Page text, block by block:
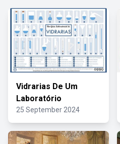
Vidrarias De Um
Laboratório
25 September 2024